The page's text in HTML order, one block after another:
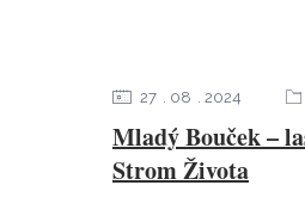
Mladý Bouček –
Strom Života
27 08 2024